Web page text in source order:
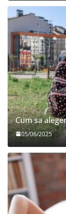
Cum sa
05/06/2025